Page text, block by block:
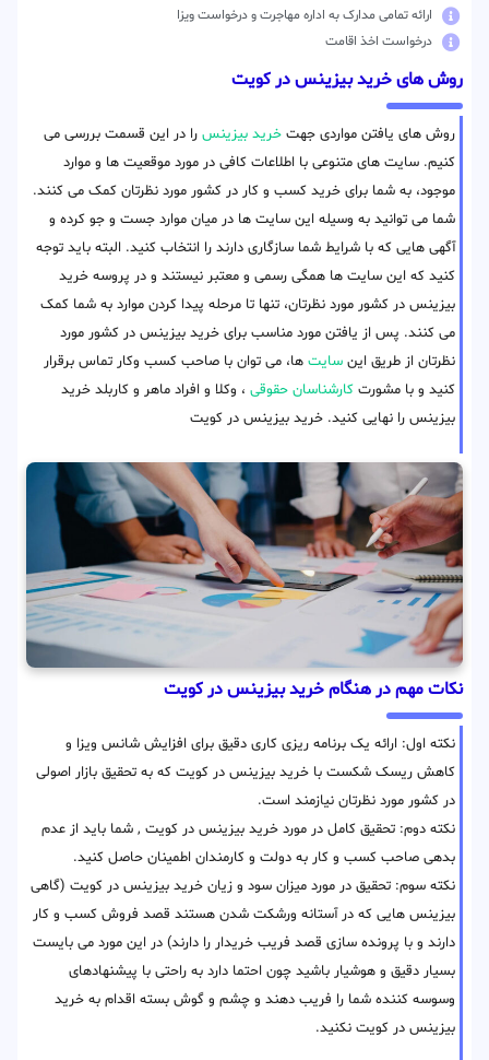
ارائه تمامی مدارک به اداره مهاجرت و درخواست ویزا
درخواست اخذ اقامت
روش های خرید بیزینس در کویت
روش های یافتن مواردی جهت خرید بیزینس را در این قسمت بررسی می
کنیم. سایت های متنوعی با اطلاعات کافی در مورد موقعیت ها و موارد
موجود، به شما برای خرید کسب و کار در کشور مورد نظرتان کمک می کنند.
شما می توانید به وسیله این سایت ها در میان موارد جست و جو کرده و
آگهی هایی که با شرایط شما سازگاری دارند را انتخاب کنید. البته باید توجه
کنید که این سایت ها همگی رسمی و معتبر نیستند و در پروسه خرید
بیزینس در کشور مورد نظرتان، تنها تا مرحله پیدا کردن موارد به شما کمک
می کنند. پس از یافتن مورد مناسب برای خرید بیزینس در کشور مورد
نظرتان از طریق این سایت ها، می توان با صاحب کسب وکار تماس برقرار
کنید و با مشورت کارشناسان حقوقی ، وکلا و افراد ماهر و کاربلد خرید
بیزینس را نهایی کنید. خرید بیزینس در کویت
نکات مهم در هنگام خرید بیزینس در کویت
نکته اول: ارائه یک برنامه ریزی کاری دقیق برای افزایش شانس ویزا و
کاهش ریسک شکست با خرید بیزینس در کویت که به تحقیق بازار اصولی
در کشور مورد نظرتان نیازمند است.
نکته دوم: تحقیق کامل در مورد خرید بیزینس در کویت , شما باید از عدم
بدهی صاحب کسب و کار به دولت و کارمندان اطمینان حاصل کنید.
نکته سوم: تحقیق در مورد میزان سود و زیان خرید بیزینس در کویت (گاهی
بیزینس هایی که در آستانه ورشکت شدن هستند قصد فروش کسب و کار
دارند و با پرونده سازی قصد فریب خریدار را دارند) در این مورد می بایست
بسیار دقیق و هوشیار باشید چون احتما دارد به راحتی با پیشنهادهای
وسوسه کننده شما را فریب دهند و چشم و گوش بسته اقدام به خرید
بیزینس در کویت نکنید.